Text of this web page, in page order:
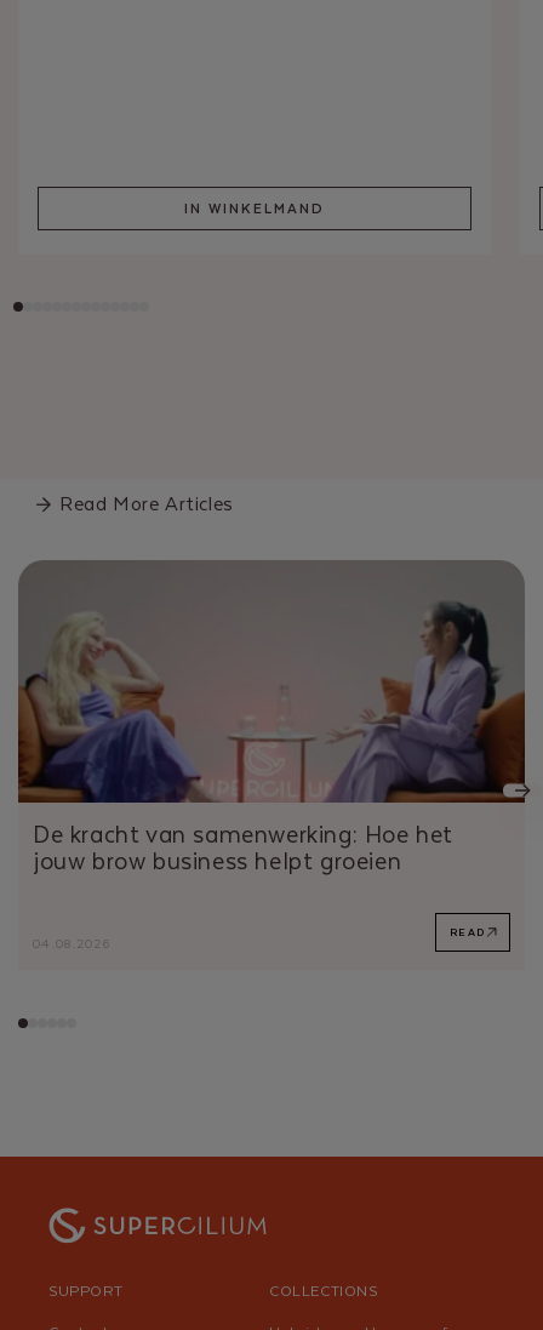
IN WINKELMAND
Read More Articles
De kracht van samenwerking: Hoe het
jouw brow business helpt groeien
04.08.2026
READ
SUPPORT COLLECTIONS